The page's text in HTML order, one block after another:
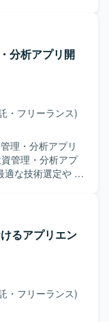
チャに準拠した
分析アプリ開
・フリーランス)
理・分析アプリ
管理・分析アプ
適な技術選定や 実
ニア: 5名 管
開発言語：
コミュニケーシ
るアプリエン
・フリーランス)